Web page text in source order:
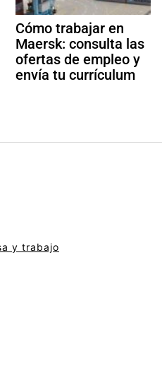
Cómo trabajar en
Maersk: consulta las
ofertas de empleo y
envía tu currículum
y trabajo